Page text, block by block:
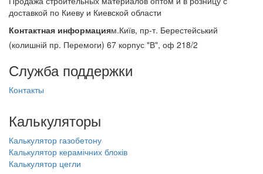
доставкой по Киеву и Киевской области
Контактная информациям.Київ, пр-т. Берестейський
(колишній пр. Перемоги) 67 корпус "В", оф 218/2
Служба поддержки
Контакты
Калькуляторы
Калькулятор газобетону
Калькулятор керамічних блоків
Калькулятор цегли